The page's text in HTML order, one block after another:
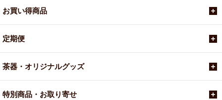
お買い得商品
定期便
茶器・オリジナルグッズ
特別商品・お取り寄せ